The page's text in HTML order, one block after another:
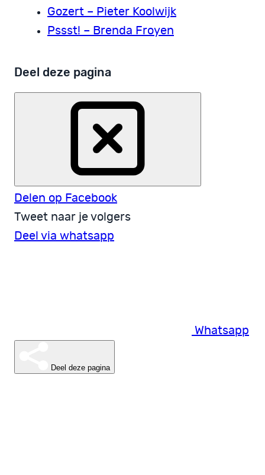
Gozert – Pieter Koolwijk
Pssst! – Brenda Froyen
Deel deze pagina
Delen op Facebook
Tweet naar je volgers
Deel via whatsapp
Whatsapp
Deel deze pagina